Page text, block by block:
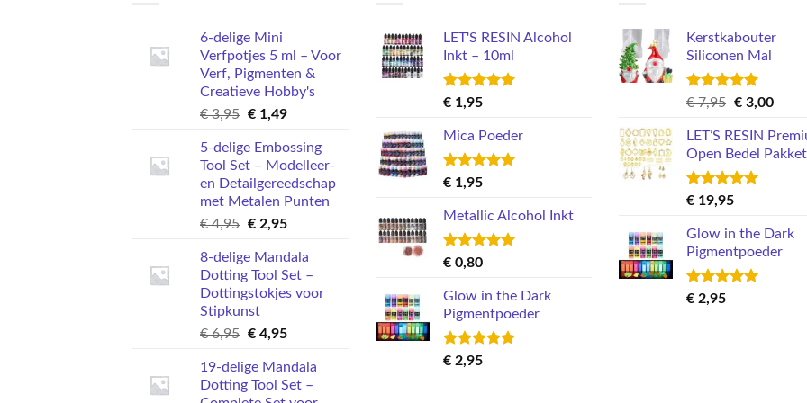
6-delige Mini
Verfpotjes 5 ml – Voor
Verf, Pigmenten &
Creatieve Hobby's
€3,95 Oorspronkelijke
was:
€ 3,95.
€1,49Huidige
is:
€ 1,49.
5-delige Embossing
Tool Set – Modelleer-
en Detailgereedschap
met Metalen Punten
€4,95 Oorspronkelijke
was:
€ 4,95.
€2,95Huidige
is:
€ 2,95.
8-delige Mandala
Dotting Tool Set –
Dottingstokjes voor
Stipkunst
€6,95 Oorspronkelijke
was:
€ 6,95.
€4,95Huidige
is:
€ 4,95.
19-delige Mandala
Dotting Tool Set –
LET'S RESIN Alcohol
Inkt – 10ml
Gewaardeerd
€ 1,95
Mica Poeder
Gewaardeerd
€ 1,95
Metallic Alcohol Inkt
Gewaardeerd
€ 0,80
Glow in the Dark
Pigmentpoeder
Gewaardeerd
€ 2,95
Kerstkabouter
Siliconen Mal
Gewaardeerd
€7,95
was:
€ 7,95.
€3,00
is:
€
LET’S RESIN
Open Bedel Pakket
Gewaardeerd
€ 19,95
Glow in the Dark
Pigmentpoeder
Gewaardeerd
€ 2,95